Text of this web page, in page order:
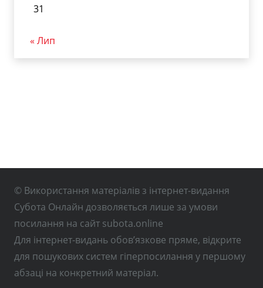
31
« Лип
© Використання матеріалів з інтернет-видання
Субота Онлайн дозволяється лише за умови
посилання на сайт subota.online
Для інтернет-видань обов’язкове пряме, відкрите
для пошукових систем гіперпосилання у першому
абзаці на конкретний матеріал.